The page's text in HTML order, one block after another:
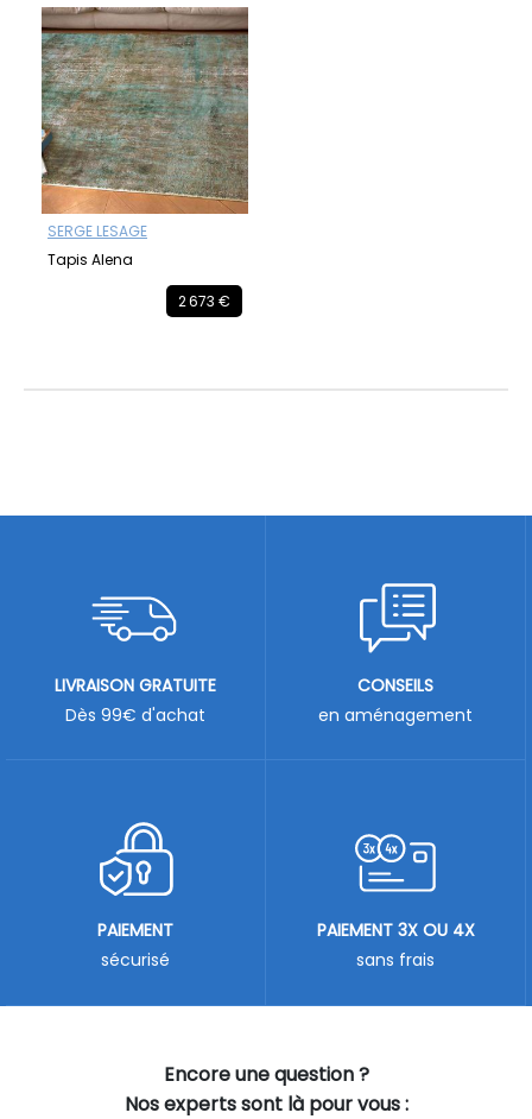
SERGE LESAGE
Tapis Alena
2 673 €
Encore une question ?
Nos experts sont là pour vous :
LIVRAISON GRATUITE
Dès 99€ d'achat
CONSEILS
en aménagement
PAIEMENT
sécurisé
PAIEMENT 3X OU 4X
sans frais